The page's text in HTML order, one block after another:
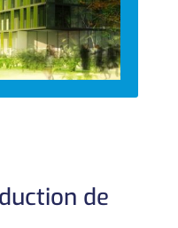
de